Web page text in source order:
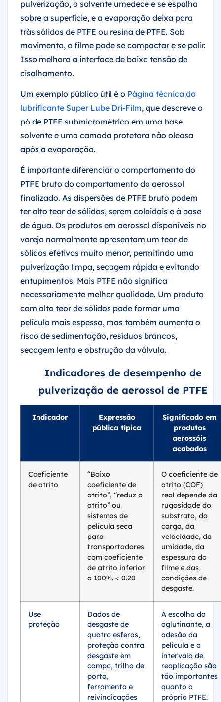
pulverização, o solvente umedece e se espalha
sobre a superfície, e a evaporação deixa para
trás sólidos de PTFE ou resina de PTFE. Sob
movimento, o filme pode se compactar e se polir.
Isso melhora a interface de baixa tensão de
cisalhamento.
Um exemplo público útil é o Página técnica do
lubrificante Super Lube Dri-Film, que descreve o
pó de PTFE submicrométrico em uma base
solvente e uma camada protetora não oleosa
após a evaporação.
É importante diferenciar o comportamento do
PTFE bruto do comportamento do aerossol
finalizado. As dispersões de PTFE bruto podem
ter alto teor de sólidos, serem coloidais e à base
de água. Os produtos em aerossol disponíveis no
varejo normalmente apresentam um teor de
sólidos efetivos muito menor, permitindo uma
pulverização limpa, secagem rápida e evitando
entupimentos. Mais PTFE não significa
necessariamente melhor qualidade. Um produto
com alto teor de sólidos pode formar uma
película mais espessa, mas também aumenta o
risco de sedimentação, resíduos brancos,
secagem lenta e obstrução da válvula.
Indicadores de desempenho de
pulverização de aerossol de PTFE
Indicador
Expressão
pública típica
Significado em
produtos
aerossóis
acabados
Coeficiente
de atrito
“Baixo
coeficiente de
atrito”, “reduz o
atrito” ou
sistemas de
película seca
para
transportadores
com coeficiente
de atrito inferior
a 100%. < 0.20
O coeficiente de
atrito (COF)
real depende da
rugosidade do
substrato, da
carga, da
velocidade, da
umidade, da
espessura do
filme e das
condições de
desgaste.
Use
proteção
Dados de
desgaste de
quatro esferas,
proteção contra
desgaste em
campo, trilho de
porta,
ferramenta e
reivindicações
A escolha do
aglutinante, a
adesão da
película e o
intervalo de
reaplicação são
tão importantes
quanto o
próprio PTFE.